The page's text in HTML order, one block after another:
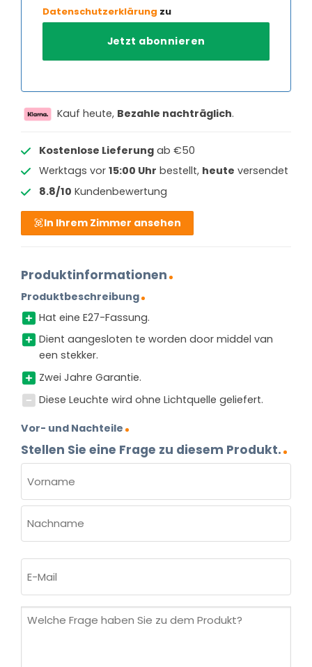
Datenschutzerklärung zu
Kauf heute, Bezahle nachträglich.
Kostenlose Lieferungab €50
Werktags vor 15:00 Uhr bestellt, heute versendet
8.8/10 Kundenbewertung
In Ihrem Zimmer ansehen
Produktinformationen
Produktbeschreibung
Hat eine E27-Fassung.
Dient aangesloten te worden door middel van
een stekker.
Zwei Jahre Garantie.
Diese Leuchte wird ohne Lichtquelle geliefert.
Vor- und Nachteile
Stellen Sie eine Frage zu diesem Produkt.
(ERFORDERLICH)
Vorname
Mail
Welche